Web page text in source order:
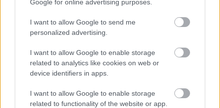
Google for online advertising purposes.
I want to allow Google to send me
personalized advertising.
I want to allow Google to enable storage
related to analytics like cookies on web or
device identifiers in apps.
I want to allow Google to enable storage
related to functionality of the website or app.
ÉLETMÓD
partnerednek, hogy tényleg jól
működjön köztetek a szex